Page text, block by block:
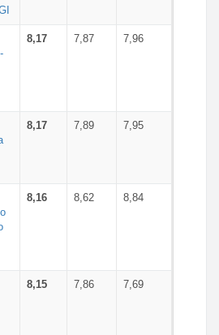
8,17 7,87 7,96
8,17 7,89 7,95
8,16 8,62 8,84
8,15 7,86 7,69